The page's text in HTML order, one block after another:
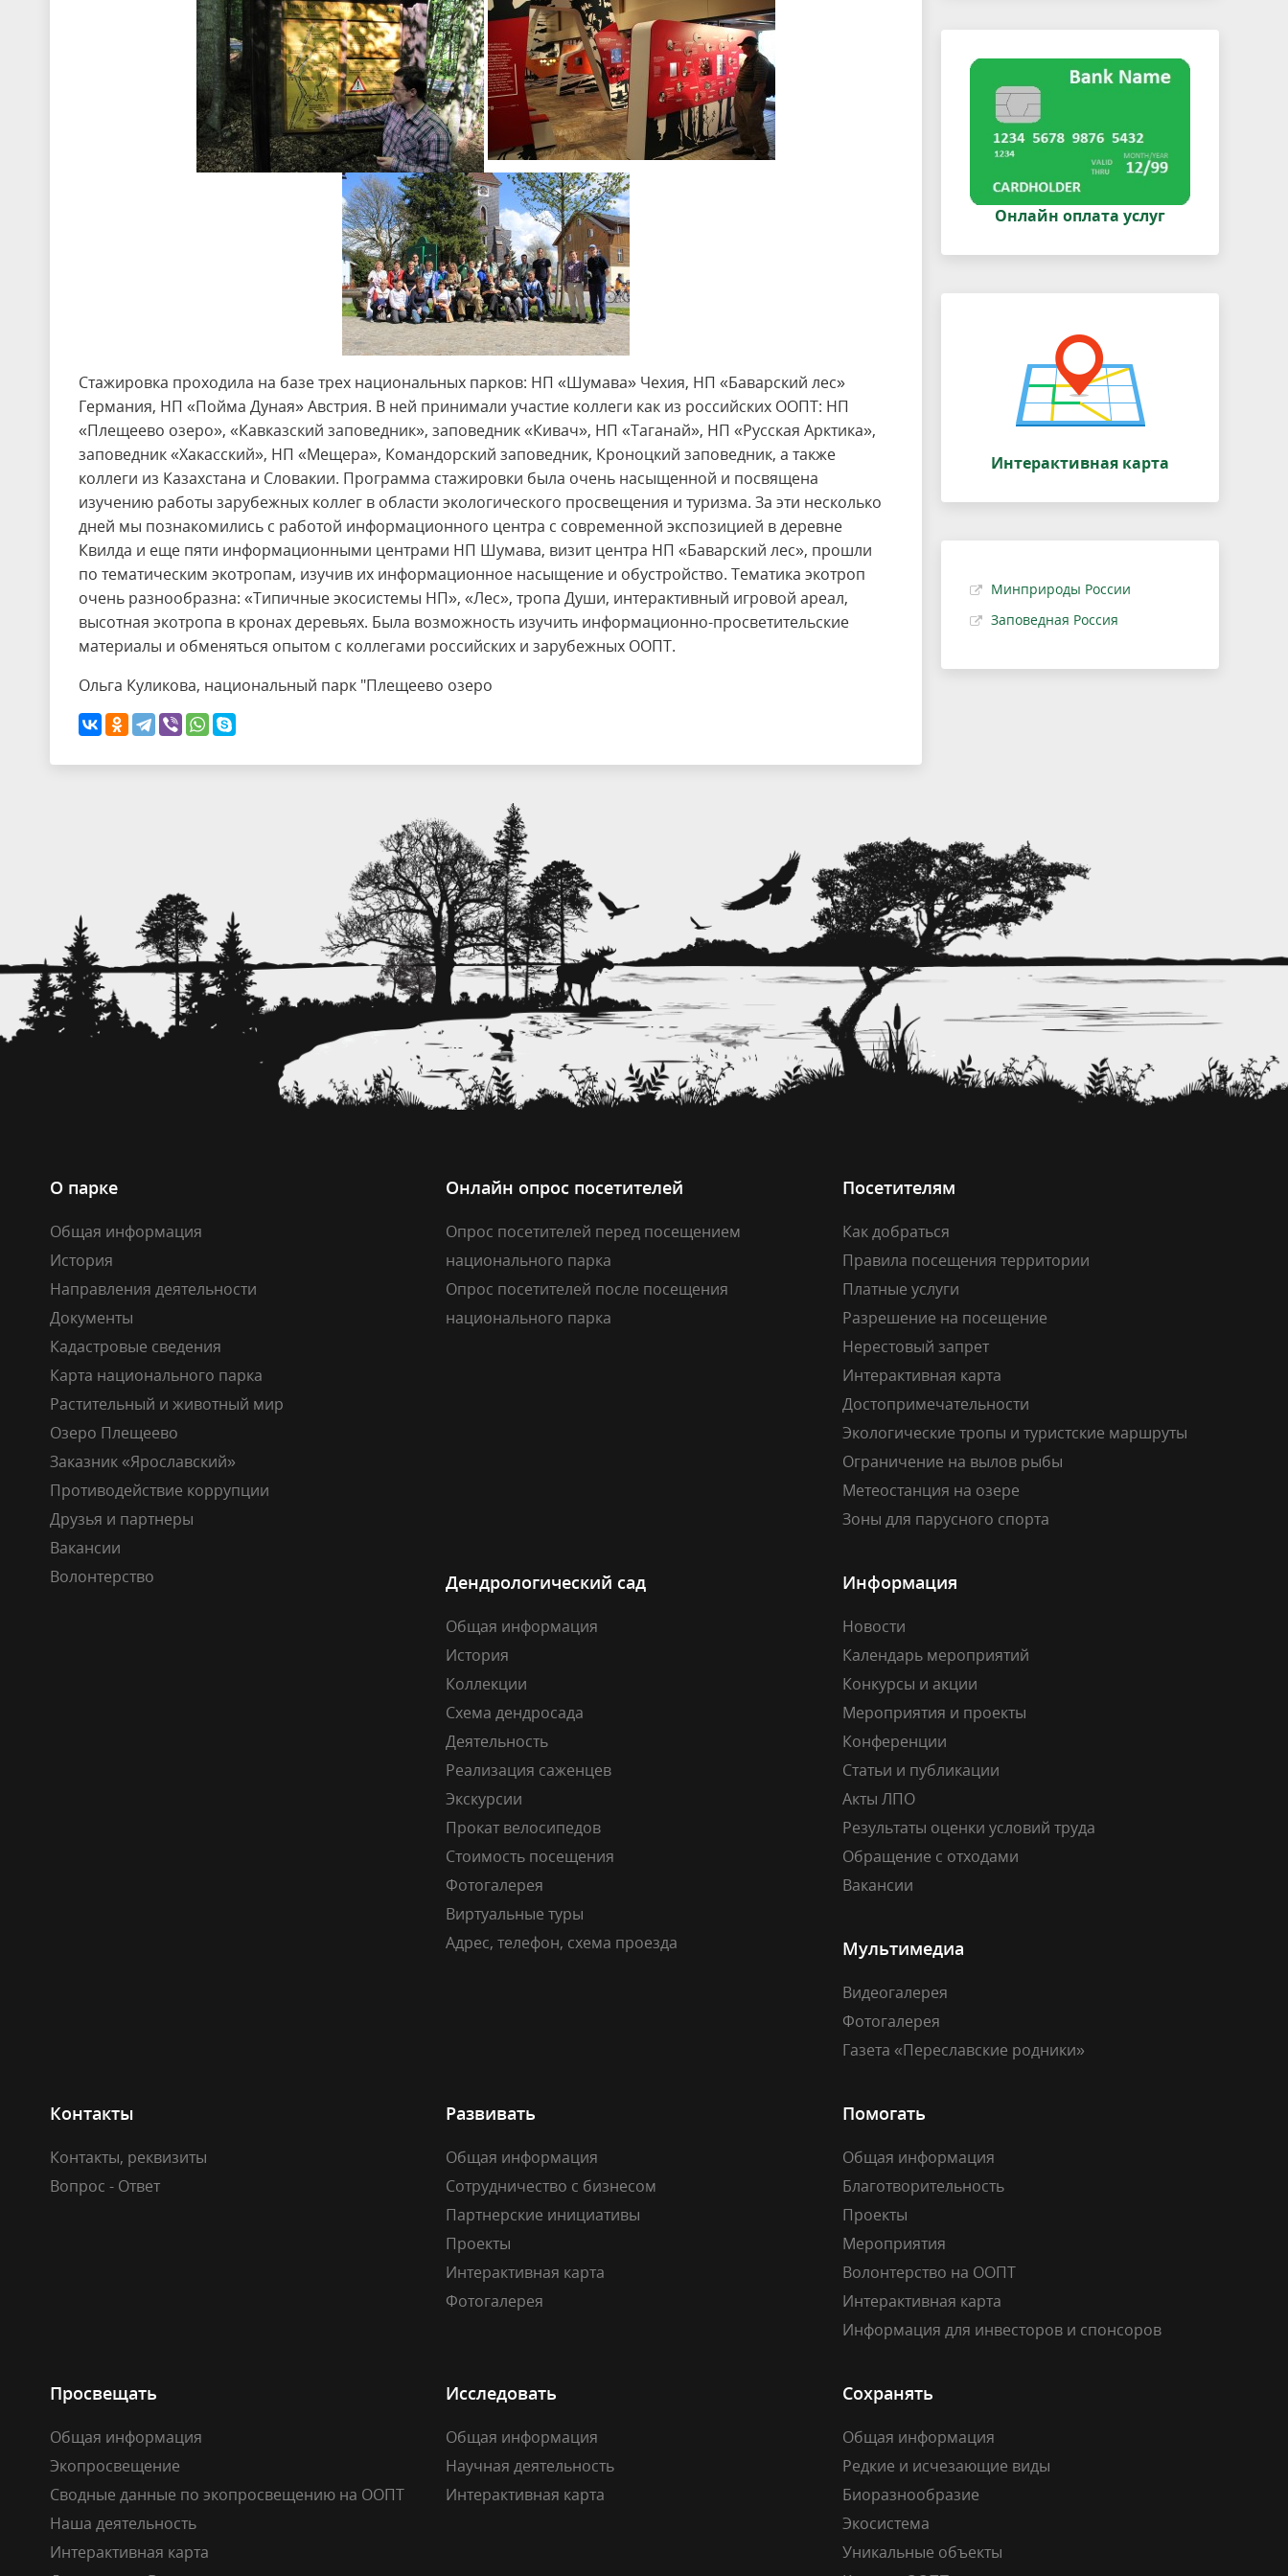
Стажировка проходила на базе трех национальных парков: НП «Шумава» Чехия, НП «Баварский лес»
Германия, НП «Пойма Дуная» Австрия. В ней принимали участие коллеги как из российских ООПТ: НП
«Плещеево озеро», «Кавказский заповедник», заповедник «Кивач», НП «Таганай», НП «Русская Арктика»,
заповедник «Хакасский», НП «Мещера», Командорский заповедник, Кроноцкий заповедник, а также
коллеги из Казахстана и Словакии. Программа стажировки была очень насыщенной и посвящена
изучению работы зарубежных коллег в области экологического просвещения и туризма. За эти несколько
дней мы познакомились с работой информационного центра с современной экспозицией в деревне
Квилда и еще пяти информационными центрами НП Шумава, визит центра НП «Баварский лес», прошли
по тематическим экотропам, изучив их информационное насыщение и обустройство. Тематика экотроп
очень разнообразна: «Типичные экосистемы НП», «Лес», тропа Души, интерактивный игровой ареал,
высотная экотропа в кронах деревьях. Была возможность изучить информационно-просветительские
материалы и обменяться опытом с коллегами российских и зарубежных ООПТ.
Ольга Куликова, национальный парк "Плещеево озеро
Онлайн оплата услуг
Интерактивная карта
Минприроды России
Заповедная Россия
О парке
Общая информация
История
Направления деятельности
Документы
Кадастровые сведения
Карта национального парка
Растительный и животный мир
Озеро Плещеево
Заказник «Ярославский»
Противодействие коррупции
Друзья и партнеры
Вакансии
Волонтерство
Онлайн опрос посетителей
Опрос посетителей перед посещением
национального парка
Опрос посетителей после посещения
национального парка
Посетителям
Как добраться
Правила посещения территории
Платные услуги
Разрешение на посещение
Нерестовый запрет
Интерактивная карта
Достопримечательности
Экологические тропы и туристские маршруты
Ограничение на вылов рыбы
Метеостанция на озере
Зоны для парусного спорта
Дендрологический сад
Общая информация
История
Коллекции
Схема дендросада
Деятельность
Реализация саженцев
Экскурсии
Прокат велосипедов
Стоимость посещения
Фотогалерея
Виртуальные туры
Адрес, телефон, схема проезда
Информация
Новости
Календарь мероприятий
Конкурсы и акции
Мероприятия и проекты
Конференции
Статьи и публикации
Акты ЛПО
Результаты оценки условий труда
Обращение с отходами
Вакансии
Мультимедиа
Видеогалерея
Фотогалерея
Газета «Переславские родники»
Контакты
Контакты, реквизиты
Вопрос - Ответ
Развивать
Общая информация
Сотрудничество с бизнесом
Партнерские инициативы
Проекты
Интерактивная карта
Фотогалерея
Помогать
Общая информация
Благотворительность
Проекты
Мероприятия
Волонтерство на ООПТ
Интерактивная карта
Информация для инвесторов и спонсоров
Просвещать
Общая информация
Экопросвещение
Сводные данные по экопросвещению на ООПТ
Наша деятельность
Интерактивная карта
Исследовать
Общая информация
Научная деятельность
Интерактивная карта
Сохранять
Общая информация
Редкие и исчезающие виды
Биоразнообразие
Экосистема
Уникальные объекты